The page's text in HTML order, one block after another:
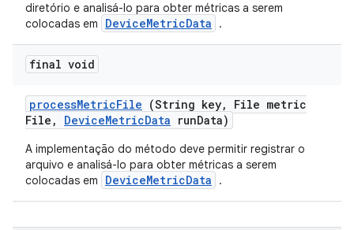
diretório e analisá-lo para obter métricas a serem
colocadas em
DeviceMetricData .
final void
processMetricFile (String key,
File metric
File , DeviceMetricData runData)
A implementação do método deve permitir registrar o
arquivo e analisá-lo para obter métricas a serem
colocadas em
DeviceMetricData .